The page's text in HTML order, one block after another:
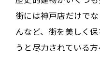
街には神戸店だけで
んなど、街を美しく
うと尽力されている